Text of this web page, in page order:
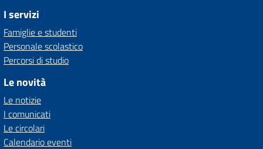
I servizi
Famiglie e studenti
Personale scolastico
Percorsi di studio
Le novità
Le notizie
I comunicati
Le circolari
Calendario eventi